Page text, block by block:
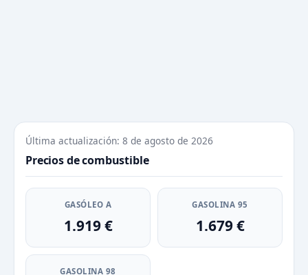
Última actualización: 8 de agosto de 2026
Precios de combustible
GASÓLEO A
1.919 €
GASOLINA 95
1.679 €
GASOLINA 98